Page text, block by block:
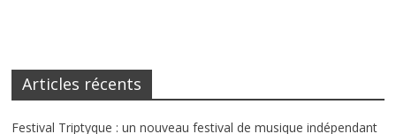
Articles récents
Festival Triptyque : un nouveau festival de musique indépendant